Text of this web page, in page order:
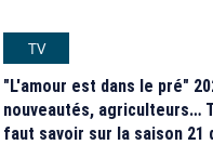
TV
"L'amour est dans le pré"
nouveautés, agriculteurs…
faut savoir sur la saison 21